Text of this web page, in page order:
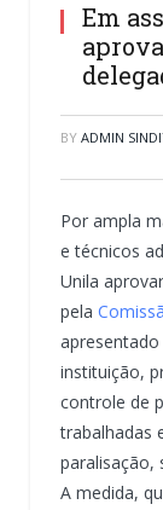
Em
BY ADMIN
Por ampla
e técnicos
Unila
pela
instituição,
controle de
trabalhadas
paralisação,
A medida,